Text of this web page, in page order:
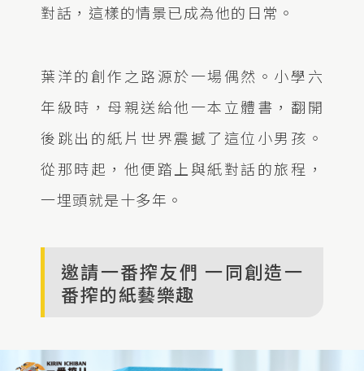
對話，這樣的情景已成為他的日常。
葉洋的創作之路源於一場偶然。小學六
年級時，母親送給他一本立體書，翻開
後跳出的紙片世界震撼了這位小男孩。
從那時起，他便踏上與紙對話的旅程，
一埋頭就是十多年。
邀請一番搾友們 一同創造一
番搾的紙藝樂趣